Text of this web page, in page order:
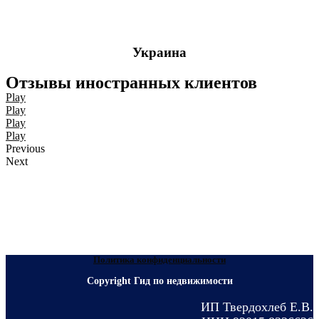
Украина
Отзывы иностранных клиентов
Play
Play
Play
Play
Previous
Next
Политика конфиденциальности
Copyright Гид по недвижимости
ИП Твердохлеб Е.В.